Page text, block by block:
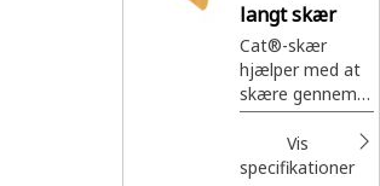
langt skær
Cat®-skær
hjælper med at
skære gennem
mange
materialer
såsom jord,
Vis
specifikationer